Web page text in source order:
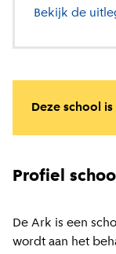
Bekijk de
Deze school
Profiel
De Ark is een
wordt aan het